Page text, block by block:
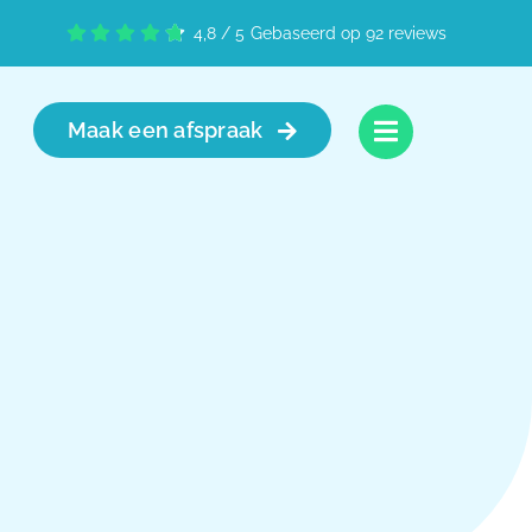
4,8 /5 Gebaseerd op 92 reviews
Maak een afspraak